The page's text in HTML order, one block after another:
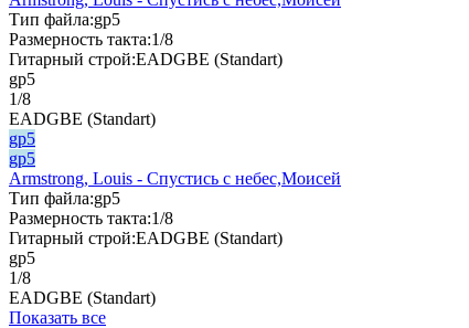
Тип файла:gp5
Размерность такта:1/8
Гитарный строй:EADGBE (Standart)
gp5
1/8
EADGBE (Standart)
gp5
gp5
Armstrong, Louis - Спустись с небес,Моисей
Тип файла:gp5
Размерность такта:1/8
Гитарный строй:EADGBE (Standart)
gp5
1/8
EADGBE (Standart)
Показать все